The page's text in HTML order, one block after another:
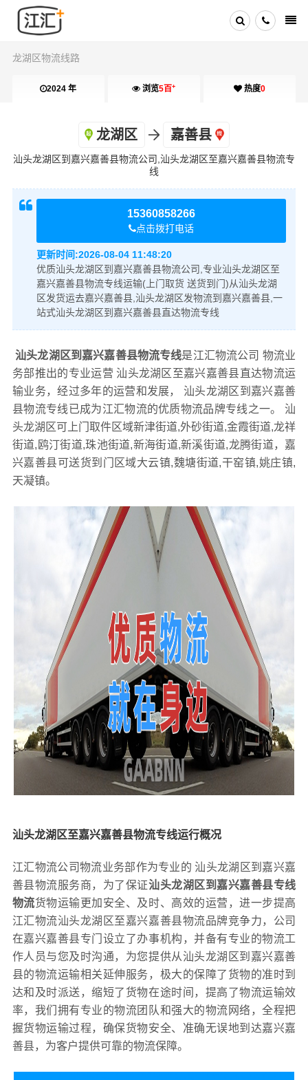
龙湖区物流线路
2024 年 浏览5百+ 热度0
龙湖区 嘉善县
汕头龙湖区到嘉兴嘉善县物流公司,汕头龙湖区至嘉兴嘉善县物流专
线
15360858266
点击拨打电话
更新时间:2026-08-04 11:48:20
优质汕头龙湖区到嘉兴嘉善县物流公司,专业汕头龙湖区至
嘉兴嘉善县物流专线运输(上门取货 送货到门)从汕头龙湖
区发货运去嘉兴嘉善县,汕头龙湖区发物流到嘉兴嘉善县,一
站式汕头龙湖区到嘉兴嘉善县直达物流专线
汕头龙湖区到嘉兴嘉善县物流专线是江汇物流公司 物流业
务部推出的专业运营 汕头龙湖区至嘉兴嘉善县直达物流运
输业务，经过多年的运营和发展， 汕头龙湖区到嘉兴嘉善
县物流专线已成为江汇物流的优质物流品牌专线之一。 汕
头龙湖区可上门取件区域新津街道,外砂街道,金霞街道,龙祥
街道,鸥汀街道,珠池街道,新海街道,新溪街道,龙腾街道，嘉
兴嘉善县可送货到门区域大云镇,魏塘街道,干窑镇,姚庄镇,
天凝镇。
汕头龙湖区至嘉兴嘉善县物流专线运行概况
江汇物流公司物流业务部作为专业的 汕头龙湖区到嘉兴嘉
善县物流服务商，为了保证汕头龙湖区到嘉兴嘉善县专线
物流货物运输更加安全、及时、高效的运营，进一步提高
江汇物流汕头龙湖区至嘉兴嘉善县物流品牌竞争力，公司
在嘉兴嘉善县专门设立了办事机构，并备有专业的物流工
作人员与您及时沟通，为您提供从汕头龙湖区到嘉兴嘉善
县的物流运输相关延伸服务，极大的保障了货物的准时到
达和及时派送，缩短了货物在途时间，提高了物流运输效
率，我们拥有专业的物流团队和强大的物流网络，全程把
握货物运输过程，确保货物安全、准确无误地到达嘉兴嘉
善县，为客户提供可靠的物流保障。